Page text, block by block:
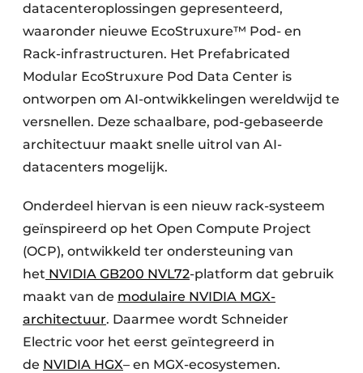
datacenteroplossingen gepresenteerd,
waaronder nieuwe EcoStruxure™ Pod- en
Rack-infrastructuren. Het Prefabricated
Modular EcoStruxure Pod Data Center is
ontworpen om AI-ontwikkelingen wereldwijd te
versnellen. Deze schaalbare, pod-gebaseerde
architectuur maakt snelle uitrol van AI-
datacenters mogelijk.
Onderdeel hiervan is een nieuw rack-systeem
geïnspireerd op het Open Compute Project
(OCP), ontwikkeld ter ondersteuning van
het NVIDIA GB200 NVL72-platform dat gebruik
maakt van de modulaire NVIDIA MGX-
architectuur. Daarmee wordt Schneider
Electric voor het eerst geïntegreerd in
de NVIDIA HGX– en MGX-ecosystemen.